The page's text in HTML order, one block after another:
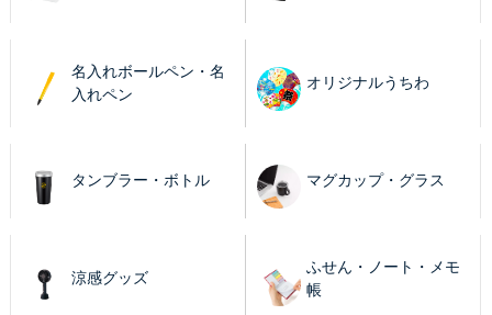
名入れボールペン・名
入れペン
オリジナルうちわ
タンブラー・ボトル マグカップ・グラス
涼感グッズ
ふせん・ノート・メモ
帳